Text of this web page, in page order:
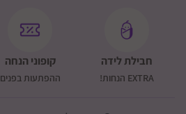
דמי המשלוח ישולמו ישירות למוביל
חבילת לידה
EXTRA הנחות!
קופוני הנחה
ההפתעות בפנים